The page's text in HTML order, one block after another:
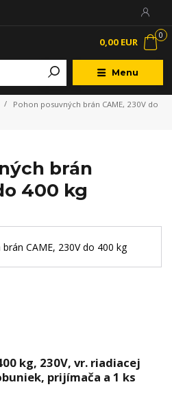
Menu
0
0,00 EUR
Pohon posuvných brán CAME, 230V do
brán
400 kg
kg, 230V, vr. riadiacej
prijímača a 1 ks